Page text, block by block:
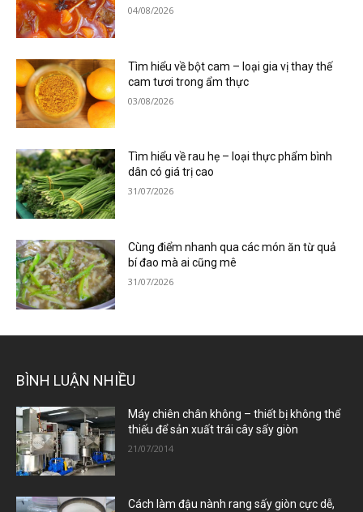
04/08/2026
Tìm hiểu về bột cam – loại gia vị thay thế
cam tươi trong ẩm thực
03/08/2026
Tìm hiểu về rau hẹ – loại thực phẩm bình
dân có giá trị cao
31/07/2026
Cùng điểm nhanh qua các món ăn từ quả
bí đao mà ai cũng mê
31/07/2026
BÌNH LUẬN NHIỀU
Máy chiên chân không – thiết bị không thể
thiếu để sản xuất trái cây sấy giòn
21/07/2014
Cách làm đậu nành rang sấy giòn cực dễ,